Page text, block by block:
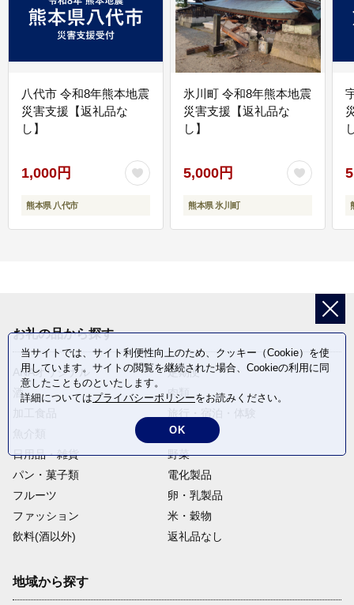
八代市 令和8年熊本地震
災害支援【返礼品な
し】
1,000円
熊本県 八代市
氷川町 令和8年熊本地震
災害支援【返礼品な
し】
5,000円
熊本県 氷川町
お礼の品から探す
ANAオリジナル
定期便
酒
肉類
麺類
日用品・雑貨
野菜
パン・菓子類
電化製品
フルーツ
卵・乳製品
ファッション
米・穀物
飲料(酒以外)
返礼品なし
地域から探す
当サイトでは、サイト利便性向上のため、クッキー（Cookie）を使
用しています。サイトの閲覧を継続された場合、Cookieの利用に同
意したことものといたします。
詳細についてはプライバシーポリシーをお読みください。
OK